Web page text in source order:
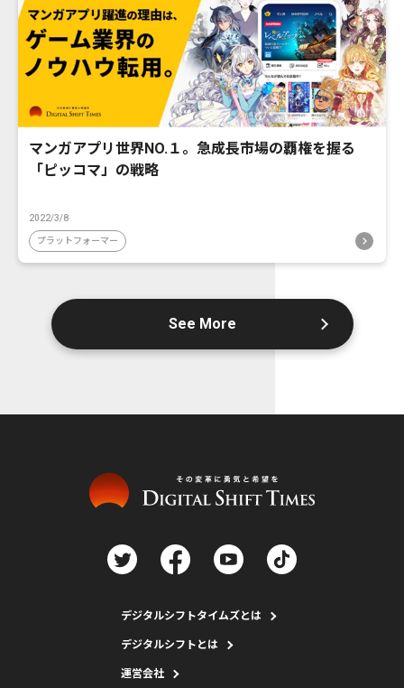
マンガアプリ世界NO.１。急成長市場の覇権を握る
「ピッコマ」の戦略
2022/3/8
プラットフォーマー
See More
デジタルシフトタイムズとは
デジタルシフトとは
運営会社